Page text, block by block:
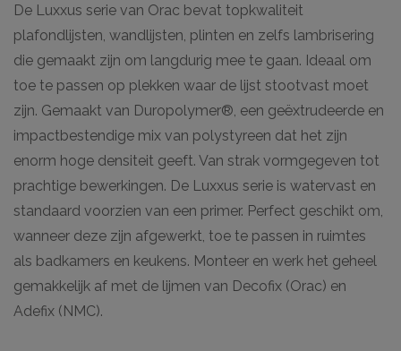
De Luxxus serie van Orac bevat topkwaliteit
plafondlijsten, wandlijsten, plinten en zelfs lambrisering
die gemaakt zijn om langdurig mee te gaan. Ideaal om
toe te passen op plekken waar de lijst stootvast moet
zijn. Gemaakt van Duropolymer®, een geëxtrudeerde en
impactbestendige mix van polystyreen dat het zijn
enorm hoge densiteit geeft. Van strak vormgegeven tot
prachtige bewerkingen. De Luxxus serie is watervast en
standaard voorzien van een primer. Perfect geschikt om,
wanneer deze zijn afgewerkt, toe te passen in ruimtes
als badkamers en keukens. Monteer en werk het geheel
gemakkelijk af met de lijmen van Decofix (Orac) en
Adefix (NMC).